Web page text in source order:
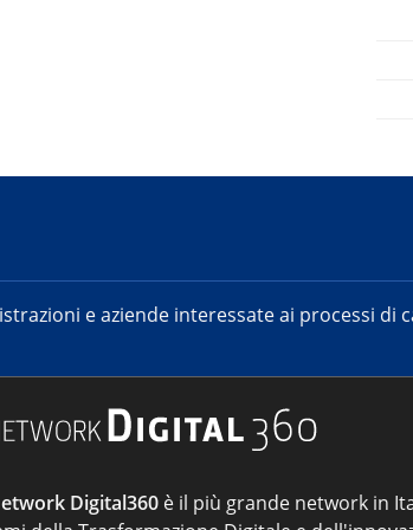
e aziende interessate ai processi di
Digital360 è il più grande network in